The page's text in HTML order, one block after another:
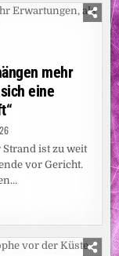
mehr
eine
Strand ist zu weit
vor Gericht.